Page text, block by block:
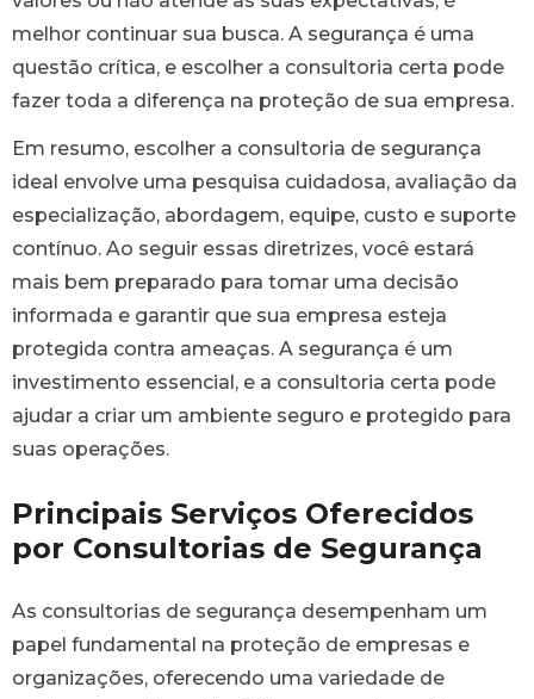
melhor continuar sua busca. A segurança é uma
questão crítica, e escolher a consultoria certa pode
fazer toda a diferença na proteção de sua empresa.
Em resumo, escolher a consultoria de segurança
ideal envolve uma pesquisa cuidadosa, avaliação da
especialização, abordagem, equipe, custo e suporte
contínuo. Ao seguir essas diretrizes, você estará
mais bem preparado para tomar uma decisão
informada e garantir que sua empresa esteja
protegida contra ameaças. A segurança é um
investimento essencial, e a consultoria certa pode
ajudar a criar um ambiente seguro e protegido para
suas operações.
Principais Serviços Oferecidos
por Consultorias de Segurança
As consultorias de segurança desempenham um
papel fundamental na proteção de empresas e
organizações, oferecendo uma variedade de